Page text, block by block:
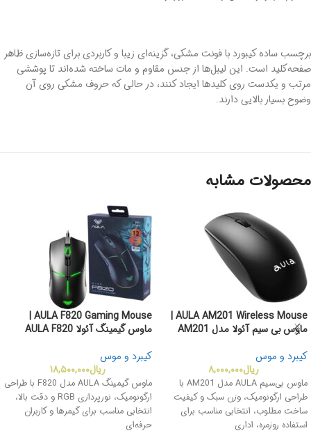
برچسب ساده کیبورد با فونت مشکی، گزینه‌ای زیبا و کاربردی برای تازه‌سازی ظاهر
صفحه‌کلید است. این لیبل‌ها از جنس مقاوم و مات ساخته شده‌اند تا پوششی
مرتب و یکدست روی کلیدها ایجاد کنند، در حالی که حروف مشکی روی آن
وضوح بسیار بالایی دارند.
محصولات مشابه
AULA AM201 Wireless Mouse |
ماوس بی سیم آئولا مدل AM201
کیبرد و موس
ریال۸,۰۰۰,۰۰۰
ماوس بی‌سیم AULA مدل AM201 با
طراحی ارگونومیک، وزن سبک و کیفیت
ساخت مطلوب، انتخابی مناسب برای
استفاده روزمره، اداری
AULA F820 Gaming Mouse |
ماوس گیمینگ آئولا AULA F820
کیبرد و موس
ریال۱۸,۵۰۰,۰۰۰
ماوس گیمینگ AULA مدل F820 با طراحی
ارگونومیک، نورپردازی RGB و دقت بالا،
انتخابی مناسب برای گیمرها و کاربران
حرفه‌ای